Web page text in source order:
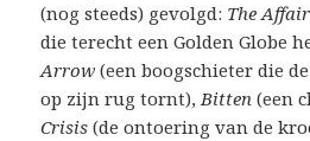
(nog steeds) gevolgd: The Affair
die terecht een Golden Globe
Arrow (een boogschieter die
op zijn rug tornt),Bitten (een
Crisis (de ontoering van de